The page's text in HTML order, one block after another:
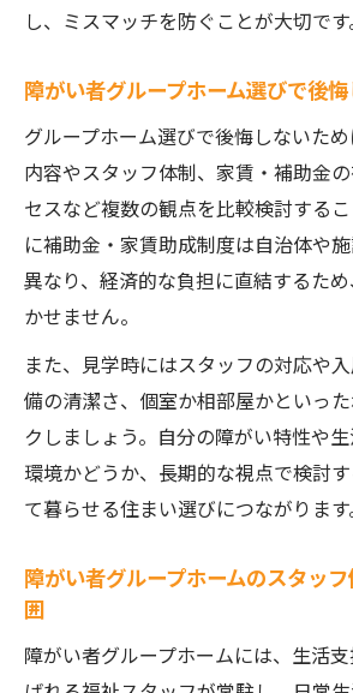
し、ミスマッチを防ぐことが大切です
障がい者グループホーム選びで後
グループホーム選びで後悔しないた
内容やスタッフ体制、家賃・補助金
セスなど複数の観点を比較検討する
に補助金・家賃助成制度は自治体や
異なり、経済的な負担に直結するた
かせません。
また、見学時にはスタッフの対応や
備の清潔さ、個室か相部屋かといっ
クしましょう。自分の障がい特性や
環境かどうか、長期的な視点で検討
て暮らせる住まい選びにつながります
障がい者グループホームのスタッ
囲
障がい者グループホームには、生活